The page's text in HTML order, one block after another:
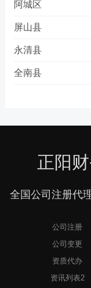
阿城区
屏山县
永清县
全南县
正阳
全国公司注册代
公司注册
公司变更
资质代办
资讯列表2